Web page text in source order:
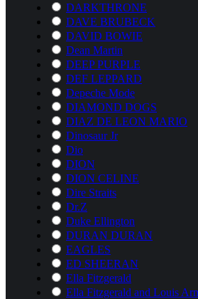
DARKTHRONE
DAVE BRUBECK
DAVID BOWIE
Dean Martin
DEEP PURPLE
DEF LEPPARD
Depeche Mode
DIAMOND DOGS
DIAZ DE LEON MARIO
Dinosaur Jr
Dio
DION
DION CELINE
Dire Straits
Dr.Z
Duke Ellington
DURAN DURAN
EAGLES
ED SHEERAN
Ella Fitzgerald
Ella Fitzgerald and Louis